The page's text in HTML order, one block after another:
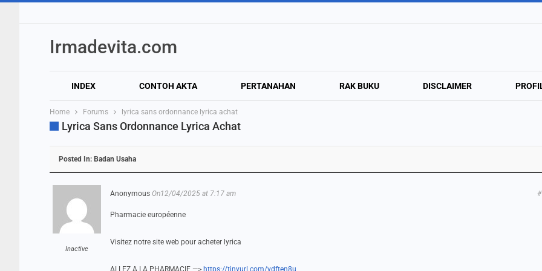
Irmadevita.com
INDEX CONTOH AKTA PERTANAHAN RAK BUKU DISCLAIMER
Home Forums lyrica sans ordonnance lyrica achat
Lyrica Sans Ordonnance Lyrica Achat
Posted In: Badan Usaha
Inactive
Anonymous On12/04/2025 at 7:17 am
Pharmacie européenne
Visitez notre site web pour acheter lyrica
ALLEZ A LA PHARMACIE —> https://tinyurl.com/ydften8u